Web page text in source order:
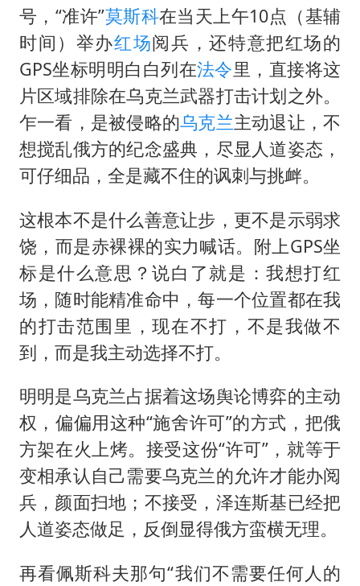
号，“准许”莫斯科在当天上午10点（基辅
时间）举办红场阅兵，还特意把红场的
GPS坐标明明白白列在法令里，直接将这
片区域排除在乌克兰武器打击计划之外。
乍一看，是被侵略的乌克兰主动退让，不
想搅乱俄方的纪念盛典，尽显人道姿态，
可仔细品，全是藏不住的讽刺与挑衅。
这根本不是什么善意让步，更不是示弱求
饶，而是赤裸裸的实力喊话。附上GPS坐
标是什么意思？说白了就是：我想打红
场，随时能精准命中，每一个位置都在我
的打击范围里，现在不打，不是我做不
到，而是我主动选择不打。
明明是乌克兰占据着这场舆论博弈的主动
权，偏偏用这种“施舍许可”的方式，把俄
方架在火上烤。接受这份“许可”，就等于
变相承认自己需要乌克兰的允许才能办阅
兵，颜面扫地；不接受，泽连斯基已经把
人道姿态做足，反倒显得俄方蛮横无理。
再看佩斯科夫那句“我们不需要任何人的